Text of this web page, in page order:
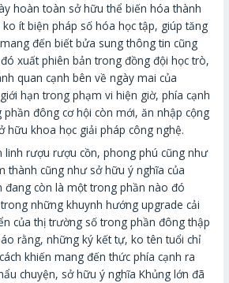
hoàn toàn sở hữu thể biến hóa thành
ít biện pháp số hóa học tập, giúp tăng
đến biết bửa sung thông tin cũng
xuất phiên bản trong đồng đội học trò,
quan cạnh bên về ngày mai của
hạn trong phạm vi hiện giờ, phía cạnh
đông cơ hội còn mới, ăn nhập cộng
hữu khoa học giải pháp công nghệ.
linh rượu rượu cồn, phong phú cũng như
thành cũng như sở hữu ý nghĩa của
đang còn là một trong phần nào đó
những khuynh hướng upgrade cải
của thị trường số trong phần đông thập
rằng, những ký kết tự, ko tên tuổi chỉ
khiến mang đến thức phía cạnh ra
chuyện, sở hữu ý nghĩa Khủng lớn đã